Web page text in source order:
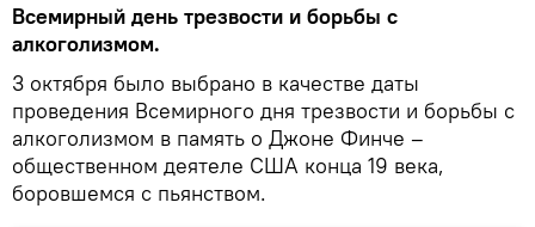
Всемирный день трезвости и борьбы с
алкоголизмом.
3 октября было выбрано в качестве даты
проведения Всемирного дня трезвости и борьбы с
алкоголизмом в память о Джоне Финче –
общественном деятеле США конца 19 века,
боровшемся с пьянством.